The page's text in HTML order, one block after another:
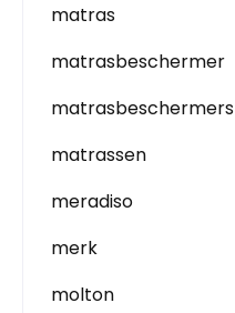
matras
matrasbeschermer
matrasbeschermers
matrassen
meradiso
merk
molton